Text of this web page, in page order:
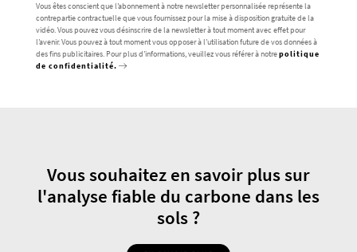
Vous êtes conscient que l’abonnement à notre newsletter personnalisée représente la
contrepartie contractuelle que vous fournissez pour la mise à disposition gratuite de la
vidéo. Vous pouvez vous désinscrire de la newsletter à tout moment avec effet pour
l’avenir. Vous pouvez à tout moment vous opposer à l’utilisation future de vos données à
des fins publicitaires. Pour plus d’informations, veuillez vous référer à notrepolitique
de confidentialité.
Vous souhaitez en savoir plus sur
l'analyse fiable du carbone dans les
sols ?